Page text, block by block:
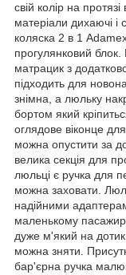
свій колір на
матеріали дихаючі і
коляска 2 в 1
прогулянковий
матрацик з
підходить для
знімна, а люльку
бортом який
оглядове віконце
можна опустити за
велика секція для
люльці є ручка для
можна заховати.
надійними
маленькому
дуже м'який на
можна зняти.
бар'єрна ручка